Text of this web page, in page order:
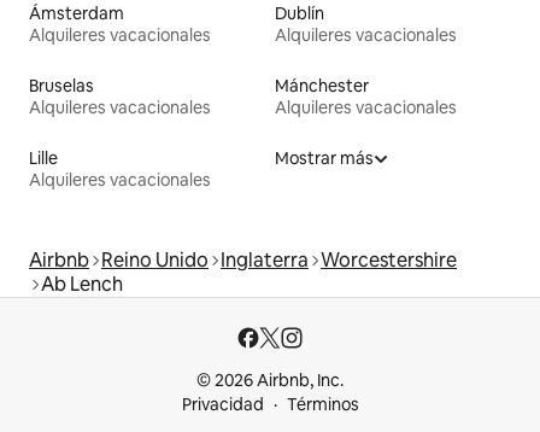
Ámsterdam
Alquileres vacacionales
Dublín
Alquileres vacacionales
Bruselas
Alquileres vacacionales
Mánchester
Alquileres vacacionales
Lille
Alquileres vacacionales
Mostrar más
Airbnb Reino Unido Inglaterra Worcestershire
Ab Lench
© 2026 Airbnb, Inc.
Privacidad
Términos